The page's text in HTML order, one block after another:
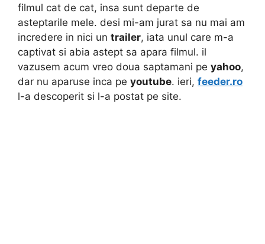
filmul cat de cat, insa sunt departe de
asteptarile mele. desi mi-am jurat sa nu mai am
incredere in nici un trailer, iata unul care m-a
captivat si abia astept sa apara filmul. il
vazusem acum vreo doua saptamani pe yahoo,
dar nu aparuse inca pe youtube. ieri, feeder.ro
l-a descoperit si l-a postat pe site.